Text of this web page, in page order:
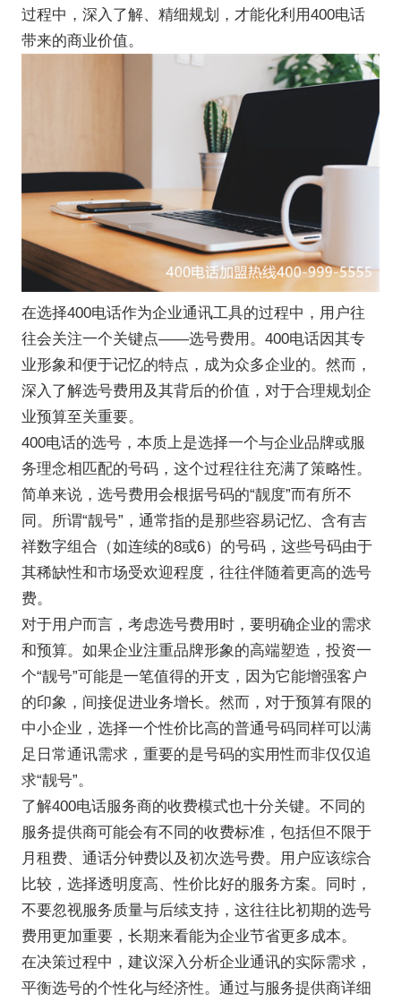
过程中，深入了解、精细规划，才能化利用400电话
带来的商业价值。
在选择400电话作为企业通讯工具的过程中，用户往
往会关注一个关键点——选号费用。400电话因其专
业形象和便于记忆的特点，成为众多企业的。然而，
深入了解选号费用及其背后的价值，对于合理规划企
业预算至关重要。
400电话的选号，本质上是选择一个与企业品牌或服
务理念相匹配的号码，这个过程往往充满了策略性。
简单来说，选号费用会根据号码的“靓度”而有所不
同。所谓“靓号”，通常指的是那些容易记忆、含有吉
祥数字组合（如连续的8或6）的号码，这些号码由于
其稀缺性和市场受欢迎程度，往往伴随着更高的选号
费。
对于用户而言，考虑选号费用时，要明确企业的需求
和预算。如果企业注重品牌形象的高端塑造，投资一
个“靓号”可能是一笔值得的开支，因为它能增强客户
的印象，间接促进业务增长。然而，对于预算有限的
中小企业，选择一个性价比高的普通号码同样可以满
足日常通讯需求，重要的是号码的实用性而非仅仅追
求“靓号”。
了解400电话服务商的收费模式也十分关键。不同的
服务提供商可能会有不同的收费标准，包括但不限于
月租费、通话分钟费以及初次选号费。用户应该综合
比较，选择透明度高、性价比好的服务方案。同时，
不要忽视服务质量与后续支持，这往往比初期的选号
费用更加重要，长期来看能为企业节省更多成本。
在决策过程中，建议深入分析企业通讯的实际需求，
平衡选号的个性化与经济性。通过与服务提供商详细